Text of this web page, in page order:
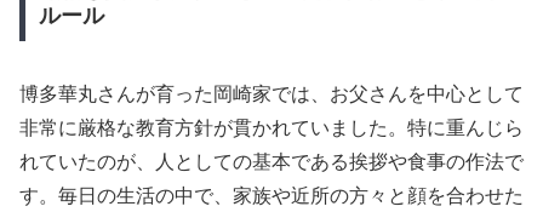
ルール
博多華丸さんが育った岡崎家では、お父さんを中心として
非常に厳格な教育方針が貫かれていました。特に重んじら
れていたのが、人としての基本である挨拶や食事の作法で
す。毎日の生活の中で、家族や近所の方々と顔を合わせた